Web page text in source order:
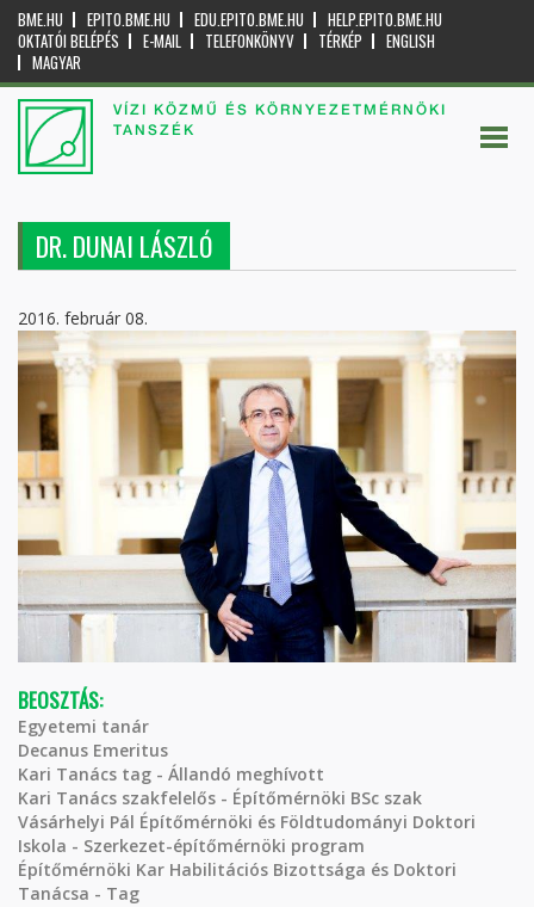
BME.HU EPITO.BME.HU EDU.EPITO.BME.HU
HELP.EPITO.BME.HU
OKTATÓI BELÉPÉS
E-MAIL TELEFONKÖNYV TÉRKÉP
ENGLISH
MAGYAR
VÍZI KÖZMŰ ÉS KÖRNYEZETMÉRNÖKI
TANSZÉK
DR. DUNAI LÁSZLÓ
2016. február 08.
BEOSZTÁS:
Egyetemi tanár
Decanus Emeritus
Kari Tanács tag - Állandó meghívott
Kari Tanács szakfelelős - Építőmérnöki BSc szak
Vásárhelyi Pál Építőmérnöki és Földtudományi Doktori
Iskola - Szerkezet-építőmérnöki program
Építőmérnöki Kar Habilitációs Bizottsága és Doktori
Tanácsa - Tag